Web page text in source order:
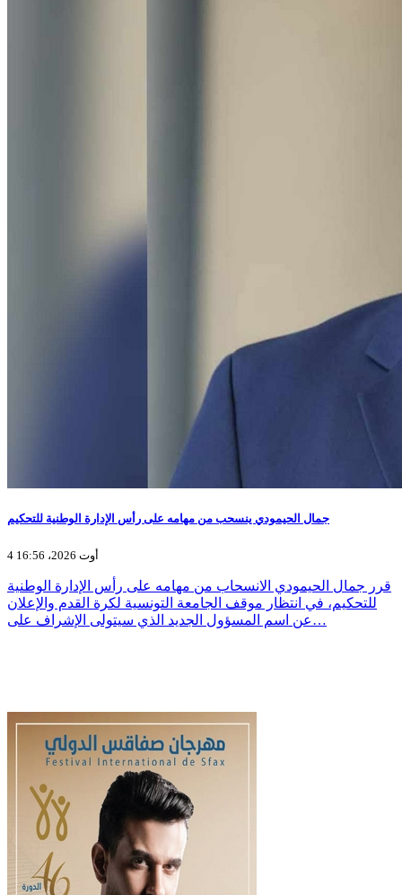
جمال الحيمودي ينسحب من مهامه على رأس الإدارة الوطنية للتحكيم
4 أوت 2026، 16:56
قرر جمال الحيمودي الانسحاب من مهامه على رأس الإدارة الوطنية
للتحكيم، في انتظار موقف الجامعة التونسية لكرة القدم والإعلان
عن اسم المسؤول الجديد الذي سيتولى الإشراف على…